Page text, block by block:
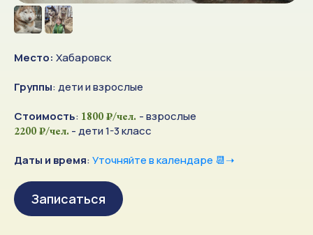
Место: Хабаровск
Группы: дети и взрослые
Стоимость: 1800 ₽/чел. - взрослые
2200 ₽/чел. - дети 1-3 класс
Даты и время:Уточняйте в календаре 📆➝
Записаться